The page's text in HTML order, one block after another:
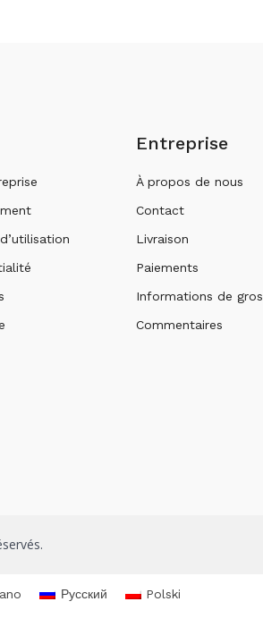
Entreprise
À propos de nous
Contact
Livraison
Paiements
Informations de gros
Commentaires
Русский Polski